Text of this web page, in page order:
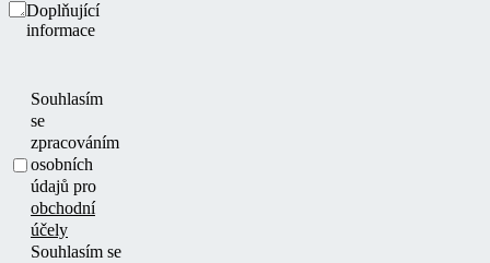
Doplňující
informace
Souhlasím
se
zpracováním
osobních
údajů pro
obchodní
účely
Souhlasím se